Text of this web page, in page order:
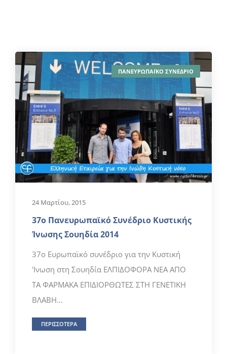
ΠΑΝΕΥΡΩΠΑΪΚΟ ΣΥΝΕΔΡΙΟ
24 Μαρτίου, 2015
37ο Πανευρωπαϊκό Συνέδριο Κυστικής
Ίνωσης Σουηδία 2014
37ο Ευρωπαϊκό συνέδριο για την Κυστική
'Ινωση στη Σουηδία ΕΛΠΙΔΟΦΟΡΑ ΝΕΑ ΑΠΟ
ΤΑ ΦΑΡΜΑΚΑ ΕΠΙΔΙΟΡΘΩΤΕΣ ΣΤΗ ΓΕΝΕΤΙΚΗ
ΒΛΑΒΗ...
ΠΕΡΙΣΣΟΤΕΡΑ